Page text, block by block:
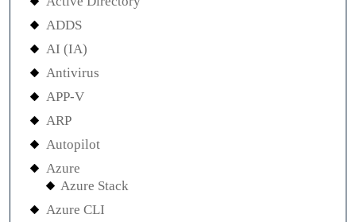
ADDS
AI (IA)
Antivirus
APP-V
ARP
Autopilot
Azure
Azure Stack
Azure CLI